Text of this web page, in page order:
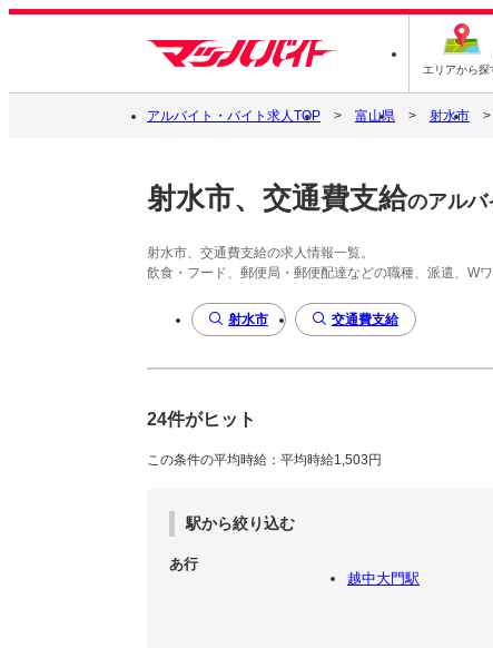
エリアから探
アルバイト・バイト求人TOP 富山県 射水市
射水市、交通費支給のアルバ
射水市、交通費支給の求人情報一覧。
飲食・フード、郵便局・郵便配達などの職種、派遣、W
射水市 交通費支給
24件がヒット
この条件の平均時給：平均時給1,503円
駅から絞り込む
あ行
越中大門駅